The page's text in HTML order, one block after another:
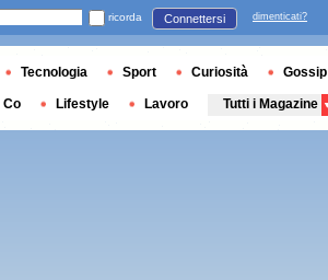
ricorda Connettersi dimenticati?
Tecnologia Sport Curiosità Gossip
Co Lifestyle Lavoro Tutti i Magazine